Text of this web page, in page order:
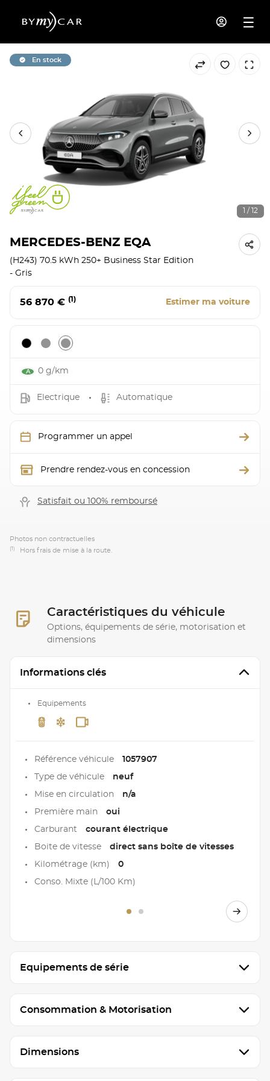
En stock
1 / 12
MERCEDES-BENZ EQA
(H243) 70.5 kWh 250+ Business Star Edition
- Gris
56 870 € (1) Estimer ma voiture
0 g/km
Electrique Automatique
Programmer un appel
Prendre rendez-vous en concession
Satisfait ou 100% remboursé
Photos non contractuelles
(1) Hors frais de mise à la route.
Caractéristiques du véhicule
Options, équipements de série, motorisation et
dimensions
Informations clés
Equipements
Référence véhicule 1057907
Type de véhicule neuf
Mise en circulation n/a
Première main oui
Carburant courant électrique
Boite de vitesse direct sans boîte de vitesses
Kilométrage (km) 0
Conso. Mixte (L/100 Km)
Equipements de série
Consommation & Motorisation
Dimensions